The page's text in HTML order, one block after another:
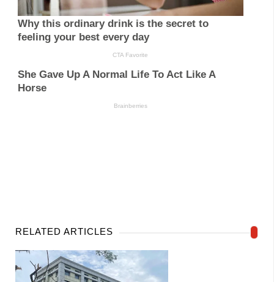
RELATED ARTICLES